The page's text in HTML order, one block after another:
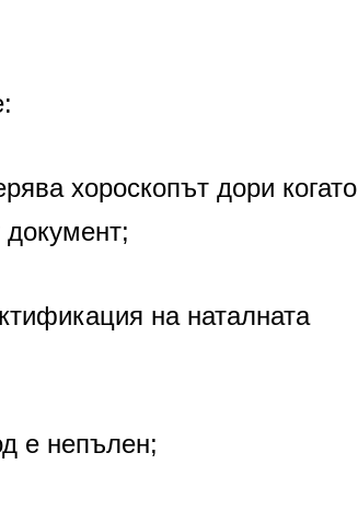
хороскопът дори когато
на наталната
е непълен;